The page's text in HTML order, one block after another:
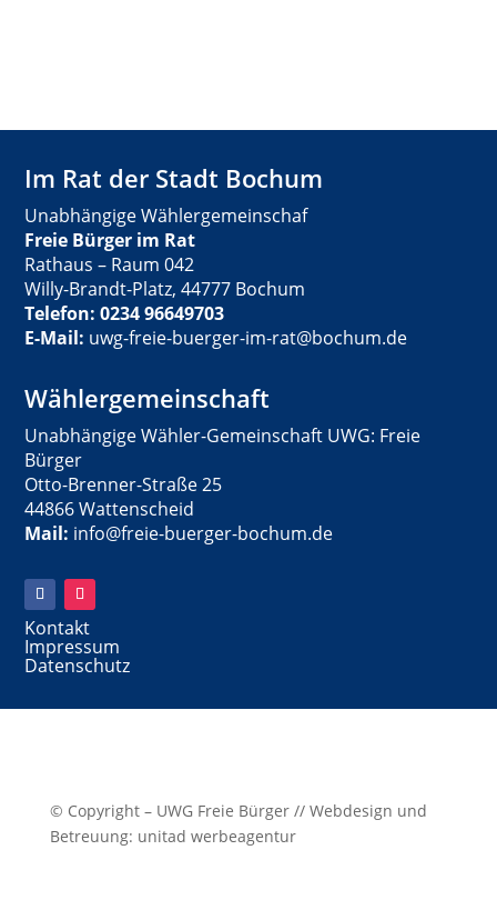
Im Rat der Stadt Bochum
Unabhängige Wählergemeinschaf
Freie Bürger im Rat
Rathaus – Raum 042
Willy-Brandt-Platz, 44777 Bochum
Telefon: 0234 96649703
E-Mail: uwg-freie-buerger-im-rat@bochum.de
Wählergemeinschaft
Unabhängige Wähler-Gemeinschaft UWG: Freie
Bürger
Otto-Brenner-Straße 25
44866 Wattenscheid
Mail: info@freie-buerger-bochum.de
Kontakt
Impressum
Datenschutz
© Copyright – UWG Freie Bürger // Webdesign und
Betreuung: unitad werbeagentur